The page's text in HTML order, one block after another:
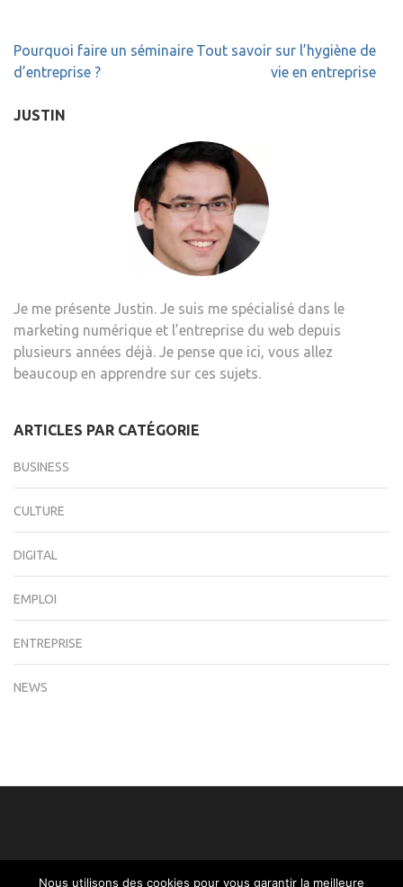
Navigation
de
Pourquoi faire un séminaire
d’entreprise ?
Tout savoir sur l’hygiène de
vie en entreprise
JUSTIN
Je me présente Justin. Je suis me spécialisé dans le
marketing numérique et l’entreprise du web depuis
plusieurs années déjà. Je pense que ici, vous allez
beaucoup en apprendre sur ces sujets.
ARTICLES PAR CATÉGORIE
BUSINESS
CULTURE
DIGITAL
EMPLOI
ENTREPRISE
NEWS
Nous utilisons des cookies pour vous garantir la meilleure